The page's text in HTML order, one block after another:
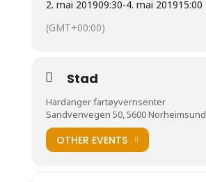
2. mai 201909:30-4. mai 201915:00
(GMT+00:00)
Stad
Hardanger fartøyvernsenter
Sandvenvegen 50, 5600 Norheimsund
OTHER EVENTS